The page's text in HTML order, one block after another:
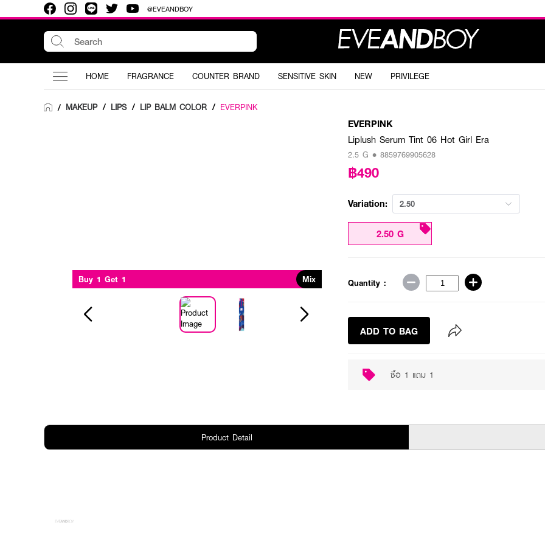
@EVEANDBOY
HOME FRAGRANCE COUNTER BRAND SENSITIVE SKIN NEW PRIVILEGE
/ MAKEUP / LIPS / LIP BALM COLOR / EVERPINK
Buy 1 Get 1 Mix Buy 1 Get 1
EVERPINK
Liplush Serum Tint 06 Hot Girl Era
2.5 G • 8859769905628
฿490
Variation: 2.50
2.50 G
Quantity :
ADD TO BAG
ซื้อ 1 แถม 1
Product Detail